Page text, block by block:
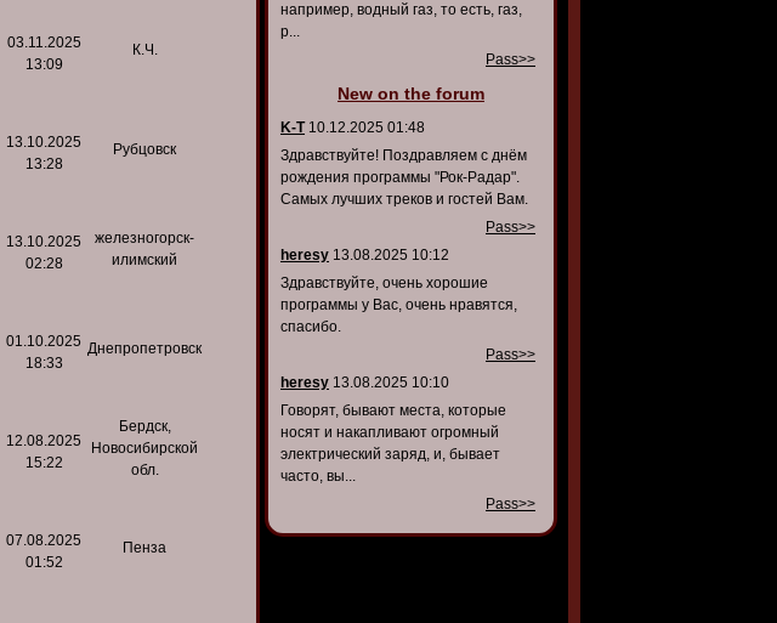
03.11.2025
13:09
К.Ч.
13.10.2025
13:28
Рубцовск
13.10.2025
02:28
железногорск-
илимский
01.10.2025
18:33
Днепропетровск
12.08.2025
15:22
Бердск,
Новосибирской
обл.
07.08.2025
01:52
Пенза
например, водный газ, то есть, газ,
р...
Pass>>
New on the forum
K-T10.12.2025 01:48
Здравствуйте! Поздравляем с днём
рождения программы "Рок-Радар".
Самых лучших треков и гостей Вам.
Pass>>
heresy 13.08.2025 10:12
Здравствуйте, очень хорошие
программы у Вас, очень нравятся,
спасибо.
Pass>>
heresy 13.08.2025 10:10
Говорят, бывают места, которые
носят и накапливают огромный
электрический заряд, и, бывает
часто, вы...
Pass>>